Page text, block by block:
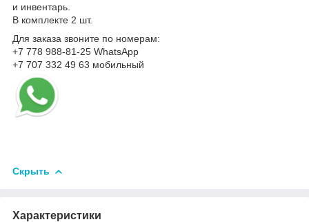
и инвентарь.
В комплекте 2 шт.
Для заказа звоните по номерам:
+7 778 988-81-25 WhatsApp
+7 707 332 49 63 мобильный
Скрыть
Характеристики